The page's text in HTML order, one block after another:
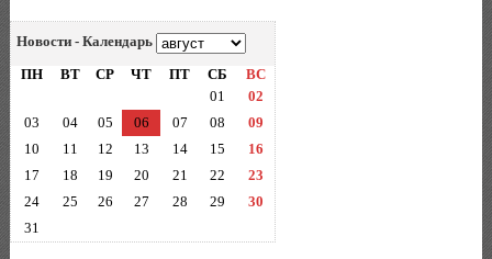
Новости - Календарь
ПН
ВТ СР ЧТ ПТ СБ
ВС
01
02
03
04 05 06 07 08
09
10
11 12 13 14 15
16
17
18 19 20 21 22
23
24
25 26 27 28 29
30
31